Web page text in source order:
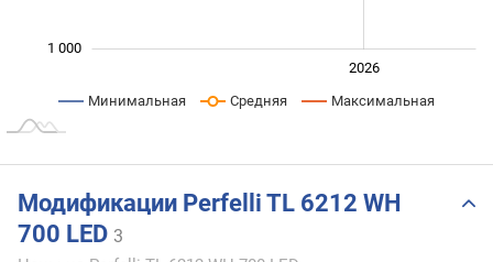
1 000
2026
Минимальная Средняя Максимальная
Модификации Perfelli TL 6212 WH
700 LED 3